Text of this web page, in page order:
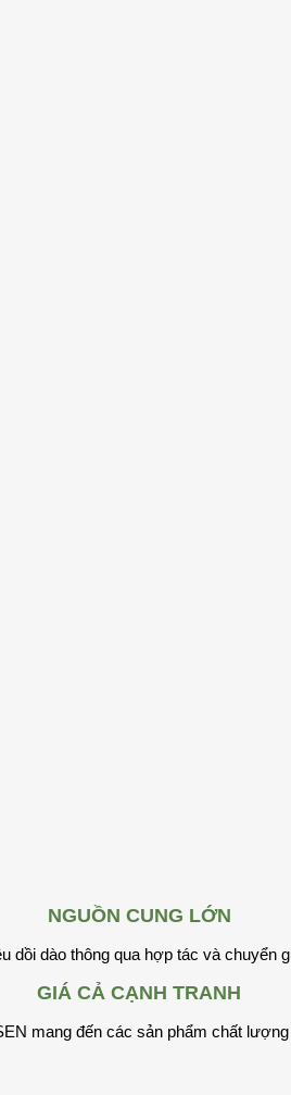
NGUỒN CUNG LỚN
dồi dào thông qua hợp tác và
GIÁ CẢ CẠNH TRANH
mang đến các sản phẩm chất